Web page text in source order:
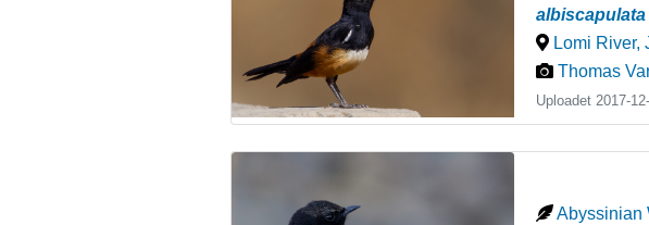
albiscapulata
Lomi River,
Thomas
Uploadet 2017-
Abyssinian